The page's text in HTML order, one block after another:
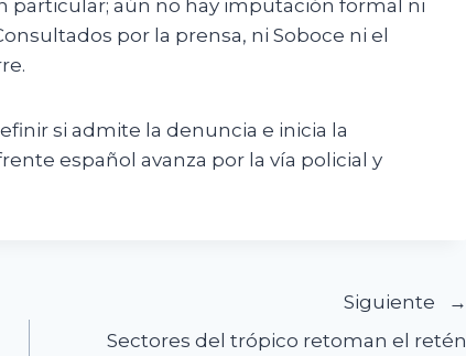
particular; aún no hay imputación formal ni
por la prensa, ni Soboce ni el
si admite la denuncia e inicia la
español avanza por la vía policial y
Siguiente
Sectores del trópico retoman el retén